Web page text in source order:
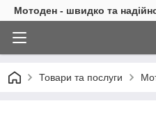
Мотоден - швидко та
Товари та послуги